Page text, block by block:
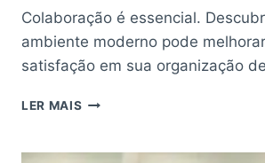
Colaboração é essencial.
ambiente moderno pode
satisfação em sua organização
LER MAIS OS